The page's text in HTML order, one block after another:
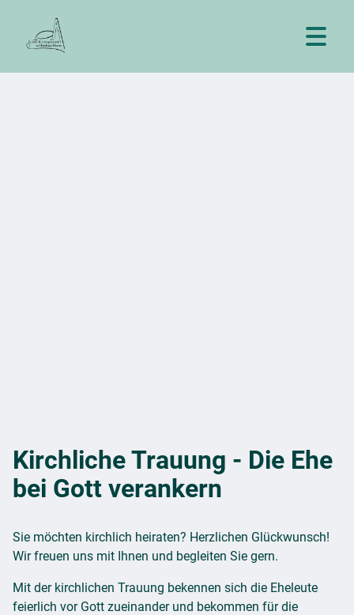
Kirchliche Trauung - Die Ehe
bei Gott verankern
Sie möchten kirchlich heiraten? Herzlichen Glückwunsch!
Wir freuen uns mit Ihnen und begleiten Sie gern.
Mit der kirchlichen Trauung bekennen sich die Eheleute
feierlich vor Gott zueinander und bekommen für die